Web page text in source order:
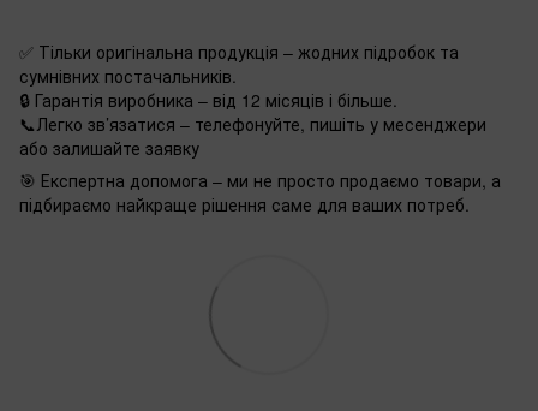
✅ Тільки оригінальна продукція – жодних підробок та
сумнівних постачальників.
🔒 Гарантія виробника – від 12 місяців і більше.
📞Легко зв’язатися – телефонуйте, пишіть у месенджери
або залишайте заявку
🎯 Експертна допомога – ми не просто продаємо товари, а
підбираємо найкраще рішення саме для ваших потреб.